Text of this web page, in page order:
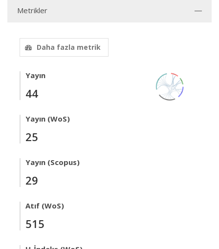
Metrikler
Daha fazla metrik
Yayın
44
Yayın (WoS)
25
Yayın (Scopus)
29
Atıf (WoS)
515